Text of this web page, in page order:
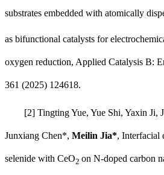
substrates embedded with atomically
as bifunctional catalysts for
oxygen reduction, Applied Catalysis B:
361 (2025) 124618.
[2] Tingting Yue, Yue Shi, Yaxin Ji,
Junxiang Chen*, Meilin Jia*, Interfacial
selenide with CeO2 on N-doped carbon